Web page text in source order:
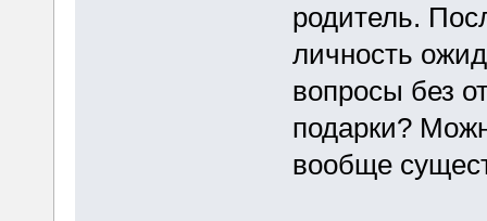
родитель.
личность
вопросы без
подарки?
вообще